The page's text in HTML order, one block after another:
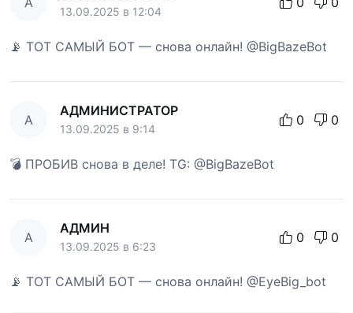
13.09.2025 в 12:04
📡 ТОТ САМЫЙ БОТ — снова онлайн! @BigBazeBot
А
АДМИНИСТРАТОР
13.09.2025 в 9:14
0 0
💣 ПРОБИВ снова в деле! TG: @BigBazeBot
А
АДМИН
13.09.2025 в 6:23
0 0
📡 ТОТ САМЫЙ БОТ — снова онлайн! @EyeBig_bot